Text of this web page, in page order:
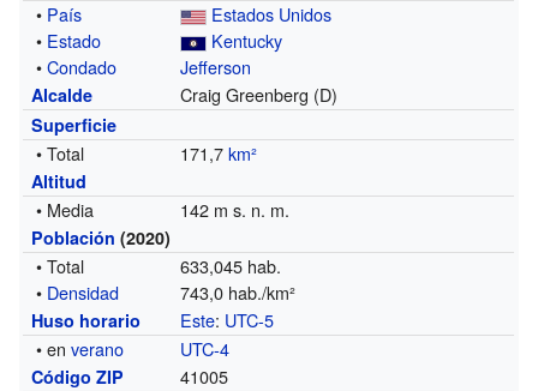
• País
Estados Unidos
• Estado
Kentucky
•Condado Jefferson
Alcalde Craig Greenberg (D)
Superficie
• Total 171,7km²
Altitud
• Media 142 m s. n. m.
Población (2020)
• Total
633,045 hab.
• Densidad 743,0 hab./km²
Huso horario Este: UTC-5
• enverano UTC-4
Código ZIP 41005